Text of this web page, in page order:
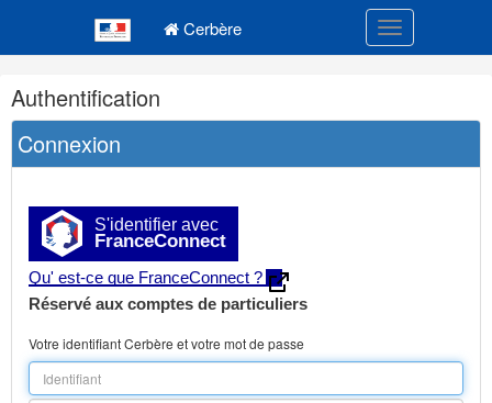
Cerbère Toggle
Navigation
et
outils
annexes
Authentification
Connexion
S'identifier avec
FranceConnect
Qu' est-ce que FranceConnect ?
Réservé aux comptes de particuliers
Votre identifiant Cerbère et votre mot de passe